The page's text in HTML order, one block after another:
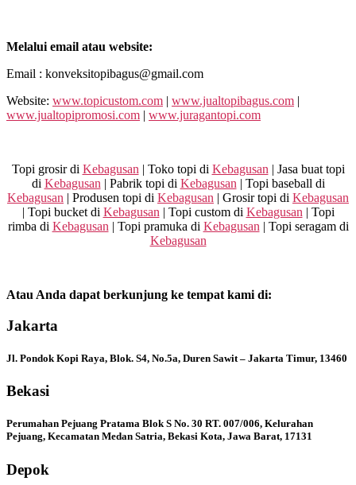
Melalui email atau website:
Email : konveksitopibagus@gmail.com
Website: www.topicustom.com | www.jualtopibagus.com |
www.jualtopipromosi.com | www.juragantopi.com
Topi grosir di Kebagusan | Toko topi di Kebagusan | Jasa buat topi
di Kebagusan | Pabrik topi di Kebagusan | Topi baseball di
Kebagusan | Produsen topi di Kebagusan | Grosir topi di Kebagusan
| Topi bucket di Kebagusan | Topi custom di Kebagusan | Topi
rimba di Kebagusan | Topi pramuka di Kebagusan | Topi seragam di
Kebagusan
Atau Anda dapat berkunjung ke tempat kami di:
Jakarta
Jl. Pondok Kopi Raya, Blok. S4, No.5a, Duren Sawit – Jakarta Timur, 13460
Bekasi
Perumahan Pejuang Pratama Blok S No. 30 RT. 007/006, Kelurahan
Pejuang, Kecamatan Medan Satria, Bekasi Kota, Jawa Barat, 17131
Depok